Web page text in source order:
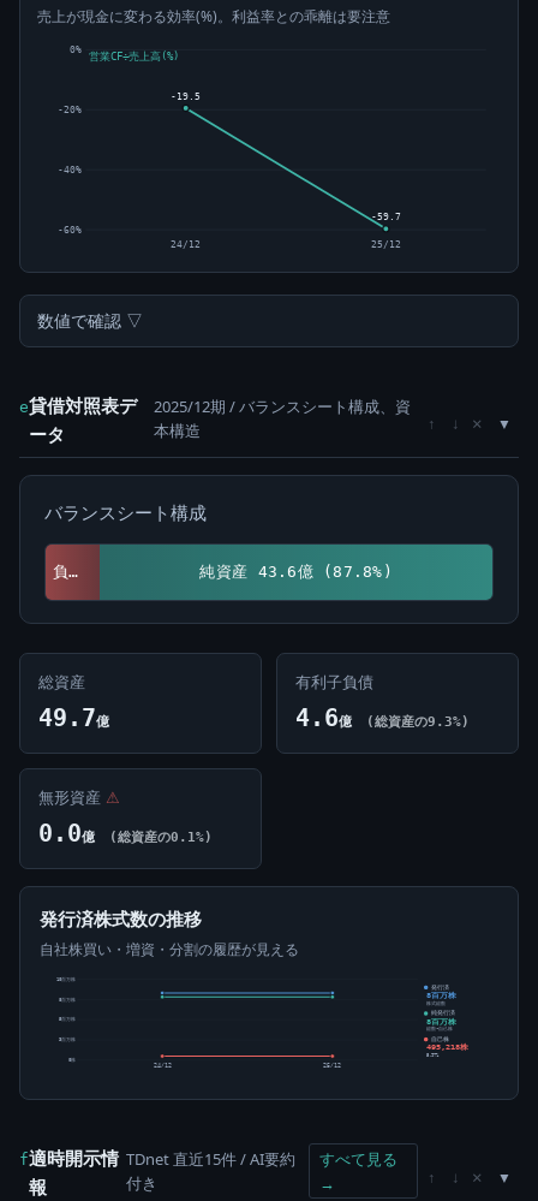
売上が現金に変わる効率(%)。利益率との乖離は要注意
-60%
-40%
-20%
0%
-19.5
24/12
-59.7
25/12
営業CF÷売上高(%)
数値で確認 ▽
e貸借対照表デ
ータ
2025/12期 / バランスシート構成、資
本構造
↑ ↓ ×
バランスシート構成
負債 6.1億 (12.2%) 純資産 43.6億 (87.8%)
総資産
49.7億
有利子負債
4.6億 (総資産の9.3%)
無形資産 ⚠
0.0億 (総資産の0.1%)
発行済株式数の推移
自社株買い・増資・分割の履歴が見える
0株
3百万株
5百万株
8百万株
10百万株
24/12 25/12
発行済
8百万株
株式総数
純発行済
8百万株
総数-自己株
自己株
495,218株
5.97%
f適時開示情
報
TDnet 直近15件 / AI要約
付き
すべて見る
→
↑ ↓ ×